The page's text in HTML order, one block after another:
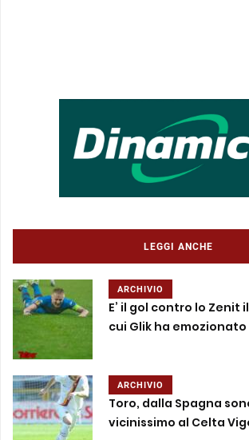
LEGGI ANCHE
ARCHIVIO
E’ il gol contro lo Zenit
cui Glik ha
ARCHIVIO
Toro, dalla Spagna
vicinissimo al Celta